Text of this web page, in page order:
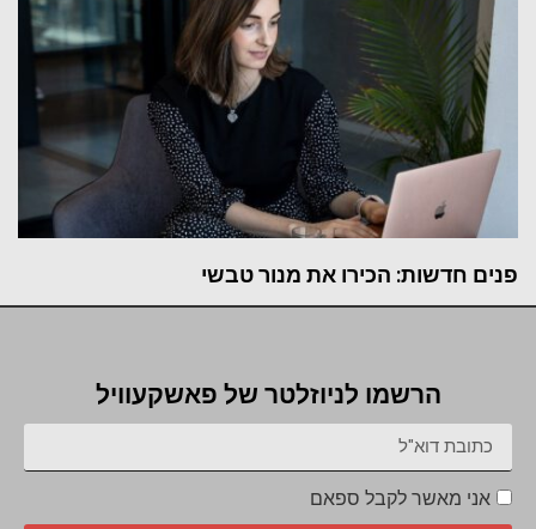
פנים חדשות: הכירו את מנור טבשי
הרשמו לניוזלטר של פאשקעוויל
אני מאשר לקבל ספאם